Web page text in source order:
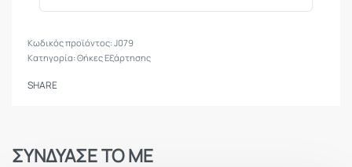
J079
Κατηγορία:Θήκες Εξάρτησης
SHARE
ΣΥΝΔΥΑΣΕ ΤΟ ΜΕ